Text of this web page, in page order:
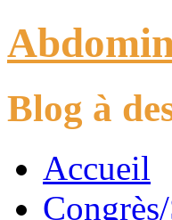
Blog à
Accueil